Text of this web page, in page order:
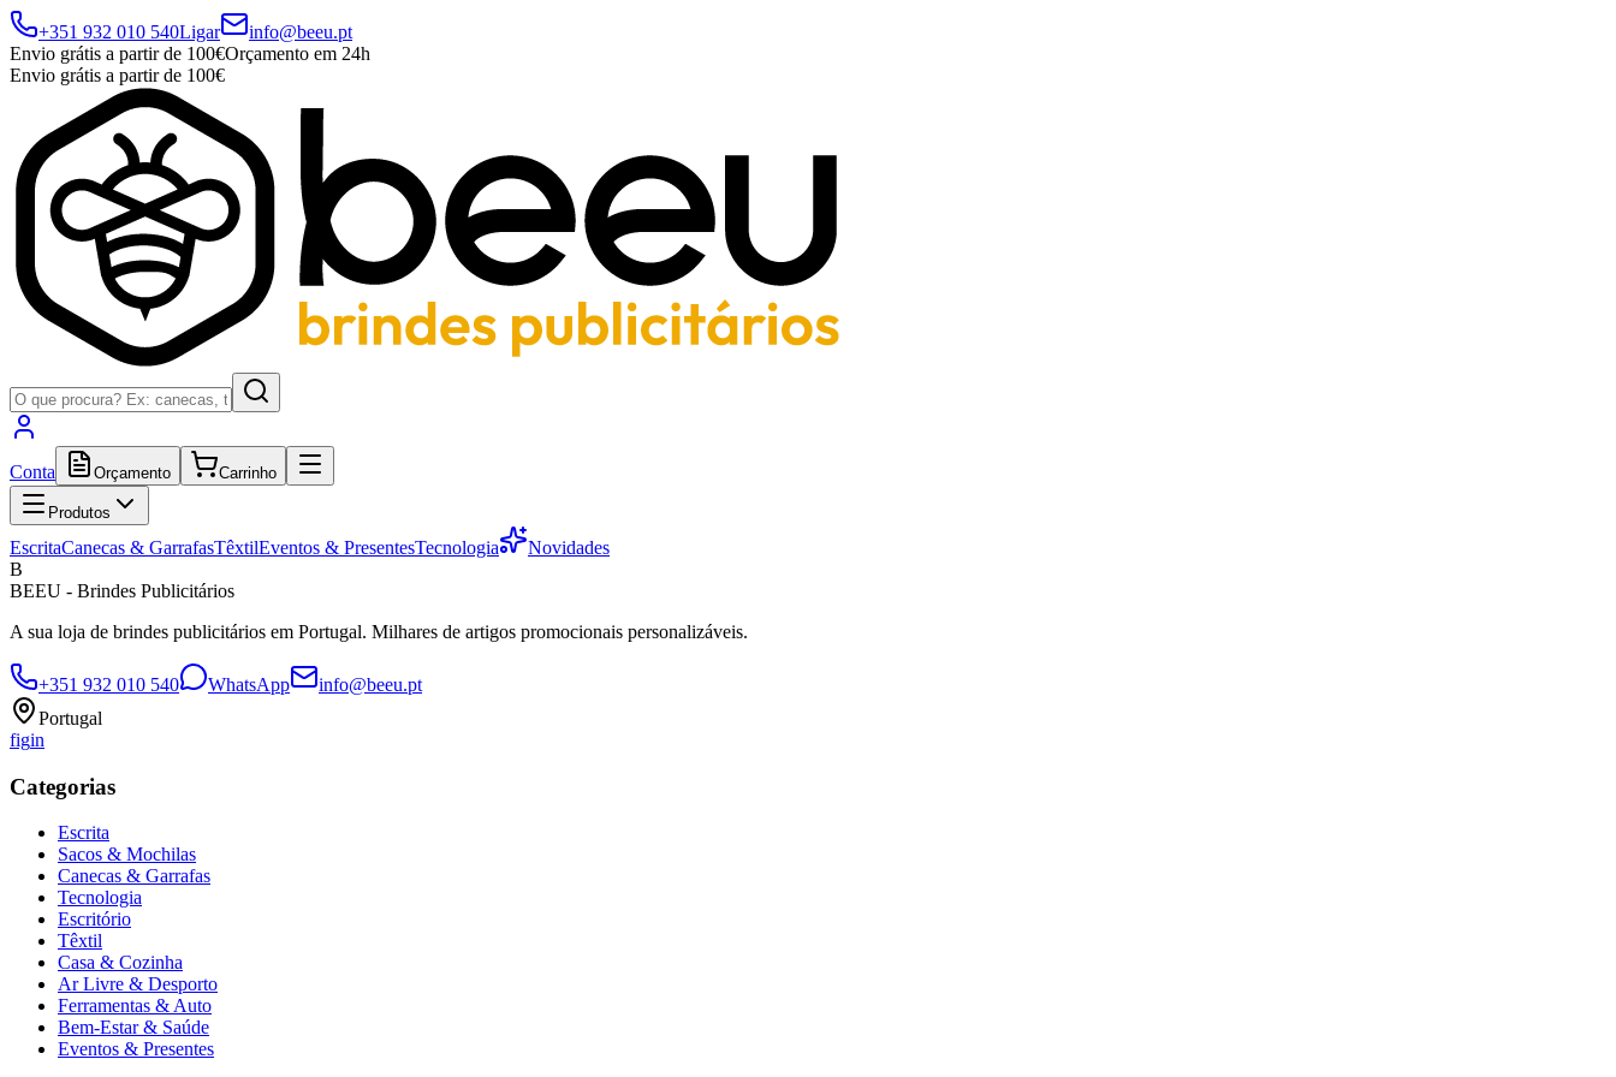
+351 932 010 540Ligar
info@beeu.pt
Envio grátis a partir de 100€Orçamento em 24h
Envio grátis a partir de 100€
Conta Orçamento Carrinho
Produtos
EscritaCanecas & GarrafasTêxtilEventos & PresentesTecnologia
Novidades
B
BEEU - Brindes Publicitários
A sua loja de brindes publicitários em Portugal. Milhares de artigos promocionais personalizáveis.
+351 932 010 540 WhatsApp
info@beeu.pt
Portugal
figin
Categorias
Escrita
Sacos & Mochilas
Canecas & Garrafas
Tecnologia
Escritório
Têxtil
Casa & Cozinha
Ar Livre & Desporto
Ferramentas & Auto
Bem-Estar & Saúde
Eventos & Presentes